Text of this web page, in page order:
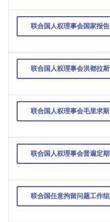
联合国人权理事会国家报
联合国人权理事会洪都拉
联合国人权理事会毛里求
联合国人权理事会普遍定
联合国任意拘留问题工作